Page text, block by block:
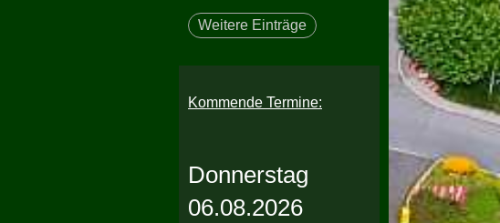
Weitere Einträge
Kommende Termine:
Donnerstag
06.08.2026